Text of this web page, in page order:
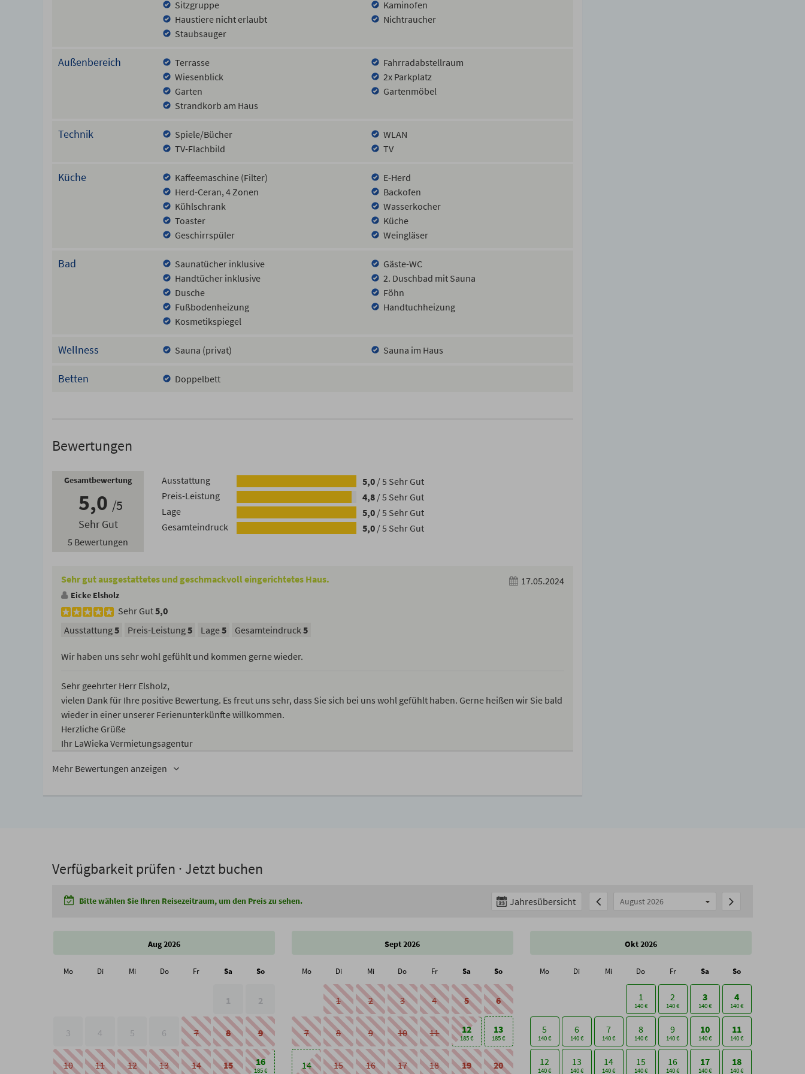
Sitzgruppe
Kaminofen
Haustiere nicht erlaubt
Nichtraucher
Staubsauger
Außenbereich Terrasse
Fahrradabstellraum
Wiesenblick
2x Parkplatz
Garten
Gartenmöbel
Strandkorb am Haus
Technik Spiele/Bücher
WLAN
TV-Flachbild
TV
Küche Kaffeemaschine (Filter)
E-Herd
Herd-Ceran, 4 Zonen
Backofen
Kühlschrank
Wasserkocher
Toaster
Küche
Geschirrspüler
Weingläser
Bad Saunatücher inklusive
Gäste-WC
Handtücher inklusive
2. Duschbad mit Sauna
Dusche
Föhn
Fußbodenheizung
Handtuchheizung
Kosmetikspiegel
Wellness Sauna (privat) Sauna im Haus
Betten Doppelbett
Bewertungen
Gesamtbewertung
5,0 5
Sehr Gut
5 Bewertungen
Ausstattung 5,0 /5 Sehr Gut
Preis-Leistung
4,8 /5 Sehr Gut
Lage
5,0 /5 Sehr Gut
Gesamteindruck
5,0 /5 Sehr Gut
Sehr gut ausgestattetes und geschmackvoll eingerichtetes Haus.
Eicke Elsholz
17.05.2024
Sehr Gut5,0
Ausstattung5 Preis-Leistung5 Lage5 Gesamteindruck5
Wir haben uns sehr wohl gefühlt und kommen gerne wieder.
Sehr geehrter Herr Elsholz,
vielen Dank für Ihre positive Bewertung. Es freut uns sehr, dass Sie sich bei uns wohl gefühlt haben. Gerne heißen wir Sie bald
wieder in einer unserer Ferienunterkünfte willkommen.
Herzliche Grüße
Ihr LaWieka Vermietungsagentur
Mehr Bewertungen anzeigen
Verfügbarkeit prüfen · Jetzt buchen
Bitte wählen Sie Ihren Reisezeitraum, um den Preis zu sehen. August 2026
Jahresübersicht
Aug 2026
Mo Di Mi Do Fr Sa So
1 2
3 4 5 6 7 8 9
10 11 12 13 14 15 16
185 €
Sept 2026
Mo Di Mi Do Fr Sa So
1 2 3 4 5 6
7 8 9 10 11 12
185 €
13
185 €
14 15 16 17 18 19 20
Okt 2026
Mo Di Mi Do Fr Sa So
1
140 €
2
140 €
3
140 €
4
140 €
5
140 €
6
140 €
7
140 €
8
140 €
9
140 €
10
140 €
11
140 €
12
140 €
13
140 €
14
140 €
15
140 €
16
140 €
17
140 €
18
140 €